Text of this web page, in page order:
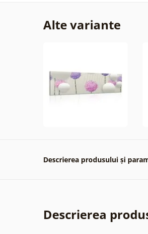
Alte variante
Descrierea produsului și
Descrierea